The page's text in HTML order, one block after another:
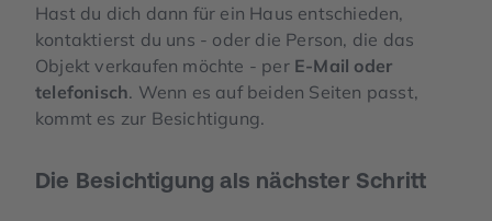
Hast du dich dann für ein Haus entschieden,
kontaktierst du uns - oder die Person, die das
Objekt verkaufen möchte - per E-Mail oder
telefonisch. Wenn es auf beiden Seiten passt,
kommt es zur Besichtigung.
Die Besichtigung als nächster Schritt